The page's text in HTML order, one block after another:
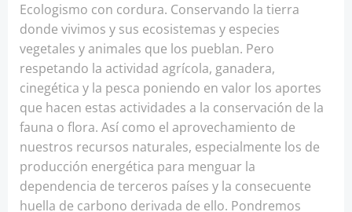
Ecologismo con cordura. Conservando la tierra
donde vivimos y sus ecosistemas y especies
vegetales y animales que los pueblan. Pero
respetando la actividad agrícola, ganadera,
cinegética y la pesca poniendo en valor los aportes
que hacen estas actividades a la conservación de la
fauna o flora. Así como el aprovechamiento de
nuestros recursos naturales, especialmente los de
producción energética para menguar la
dependencia de terceros países y la consecuente
huella de carbono derivada de ello. Pondremos